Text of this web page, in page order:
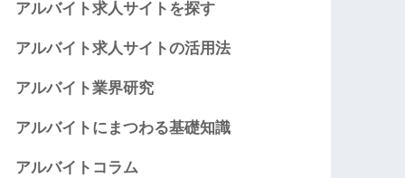
アルバイト求人サイトを探す
アルバイト求人サイトの活用法
アルバイト業界研究
アルバイトにまつわる基礎知識
アルバイトコラム